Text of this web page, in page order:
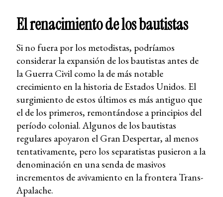
El renacimiento de los bautistas
Si no fuera por los metodistas, podríamos
considerar la expansión de los bautistas antes de
la Guerra Civil como la de más notable
crecimiento en la historia de Estados Unidos. El
surgimiento de estos últimos es más antiguo que
el de los primeros, remontándose a principios del
período colonial. Algunos de los bautistas
regulares apoyaron el Gran Despertar, al menos
tentativamente, pero los separatistas pusieron a la
denominación en una senda de masivos
incrementos de avivamiento en la frontera Trans-
Apalache.